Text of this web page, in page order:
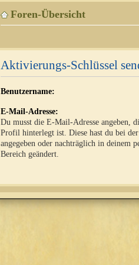
Foren-Übersicht
Aktivierungs-Schlüssel
Benutzername:
E-Mail-Adresse:
Du musst die E-Mail-Adresse angeben,
Profil hinterlegt ist. Diese hast du bei
angegeben oder nachträglich in deinem
Bereich geändert.